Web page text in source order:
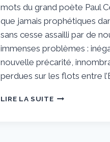
mots du grand poète Paul
que jamais prophétiques
sans cesse assailli par de
immenses problèmes :
nouvelle précarité,
perdues sur les flots entre
LIRE LA SUITEDISCOURS